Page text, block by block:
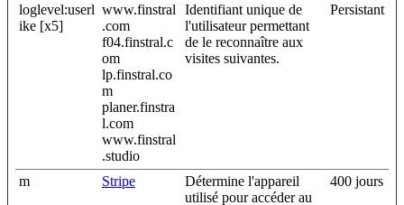
loglevel:userl
ike [x5]
www.finstral
.com
f04.finstral.c
om
lp.finstral.co
m
planer.finstra
l.com
www.finstral
.studio
Identifiant unique de
l'utilisateur permettant
de le reconnaître aux
visites suivantes.
Persistant
m Stripe
Détermine l'appareil
utilisé pour accéder au
400 jours